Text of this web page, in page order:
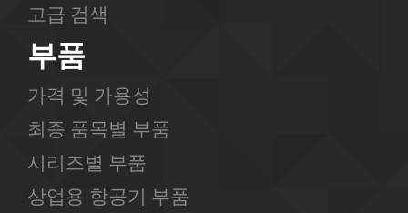
고급 검색
부품
가격 및 가용성
최종 품목별 부품
시리즈별 부품
상업용 항공기 부품